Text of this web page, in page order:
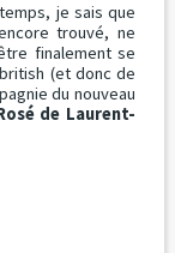
je sais que
trouvé, ne
finalement se
(et donc de
du nouveau
de Laurent-